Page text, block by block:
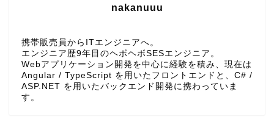
nakanuuu
携帯販売員からITエンジニアへ。
エンジニア歴9年目のヘボヘボSESエンジニア。
Webアプリケーション開発を中心に経験を積み、現在は
Angular / TypeScript を用いたフロントエンドと、C# /
ASP.NET を用いたバックエンド開発に携わっていま
す。